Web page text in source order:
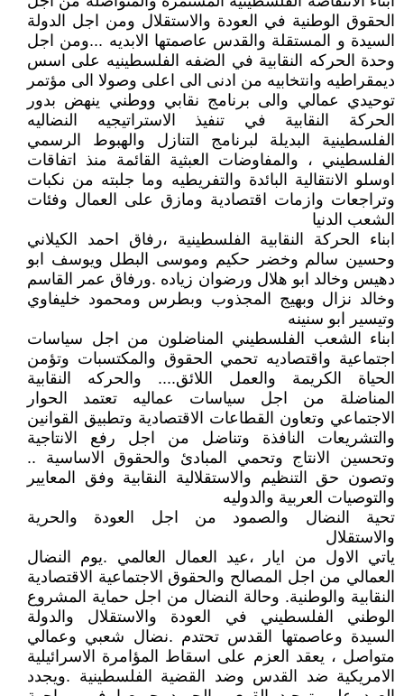
الحقوق الوطنية في العودة والاستقلال ومن اجل الدولة
السيدة و المستقلة والقدس عاصمتها الابديه ...ومن اجل
وحدة الحركه النقابية في الضفه الفلسطينيه على اسس
ديمقراطيه وانتخابيه من ادنى الى اعلى وصولا الى مؤتمر
توحيدي عمالي والى برنامج نقابي ووطني ينهض بدور
الحركة النقابية في تنفيذ الاستراتيجيه النضاليه
الفلسطينية البديلة لبرنامج التنازل والهبوط الرسمي
الفلسطيني ، والمفاوضات العبثية القائمة منذ اتفاقات
اوسلو الانتقالية البائدة والتفريطيه وما جلبته من نكبات
وتراجعات وازمات اقتصادية ومازق على العمال وفئات
الشعب الدنيا
ابناء الحركة النقابية الفلسطينية ،رفاق احمد الكيلاني
وحسين سالم وخضر حكيم وموسى البطل ويوسف ابو
دهيس وخالد ابو هلال ورضوان زياده .ورفاق عمر القاسم
وخالد نزال وبهيج المجذوب وبطرس ومحمود خليفاوي
وتيسير ابو سنينه
ابناء الشعب الفلسطيني المناضلون من اجل سياسات
اجتماعية واقتصاديه تحمي الحقوق والمكتسبات وتؤمن
الحياة الكريمة والعمل اللائق.... والحركه النقابية
المناضلة من اجل سياسات عماليه تعتمد الحوار
الاجتماعي وتعاون القطاعات الاقتصادية وتطبيق القوانين
والتشريعات النافذة وتناضل من اجل رفع الانتاجية
وتحسين الانتاج وتحمي المبادئ والحقوق الاساسية ..
وتصون حق التنظيم والاستقلالية النقابية وفق المعايير
والتوصيات العربية والدوليه
تحية النضال والصمود من اجل العودة والحرية
والاستقلال
ياتي الاول من ايار ،عيد العمال العالمي .يوم النضال
العمالي من اجل المصالح والحقوق الاجتماعية الاقتصادية
النقابية والوطنية. وحالة النضال من اجل حماية المشروع
الوطني الفلسطيني في العودة والاستقلال والدولة
السيدة وعاصمتها القدس تحتدم .نضال شعبي وعمالي
متواصل ، يعقد العزم على اسقاط المؤامرة الاسرائيلية
الامريكية ضد القدس وضد القضية الفلسطينية .ويجدد